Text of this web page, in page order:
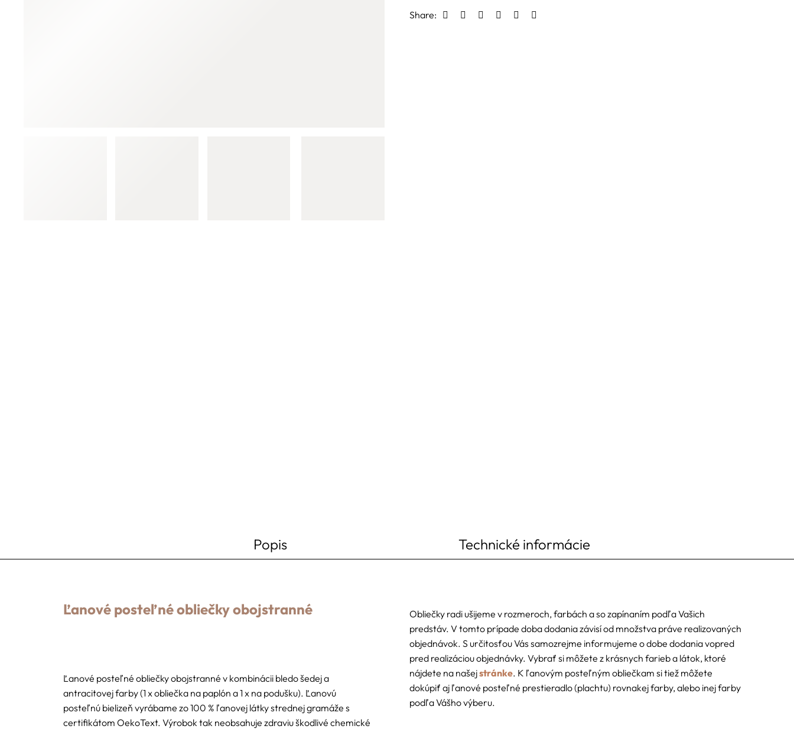
Share:
Popis Technické informácie
Ľanové posteľné obliečky obojstranné
Ľanové posteľné obliečky obojstranné v kombinácii bledo šedej a
antracitovej farby (1 x obliečka na paplón a 1 x na podušku). Ľanovú
posteľnú bielizeň vyrábame zo 100 % ľanovej látky strednej gramáže s
certifikátom OekoText. Výrobok tak neobsahuje zdraviu škodlivé chemické
Obliečky radi ušijeme v rozmeroch, farbách a so zapínaním podľa Vašich
predstáv. V tomto prípade doba dodania závisí od množstva práve realizovaných
objednávok. S určitosťou Vás samozrejme informujeme o dobe dodania vopred
pred realizáciou objednávky. Vybrať si môžete z krásnych farieb a látok, ktoré
nájdete na našejstránke. K ľanovým posteľným obliečkam si tiež môžete
dokúpiť aj ľanové posteľné prestieradlo (plachtu) rovnakej farby, alebo inej farby
podľa Vášho výberu.